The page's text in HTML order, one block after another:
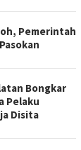
Pemerintah
Bongkar
Pelaku
Disita